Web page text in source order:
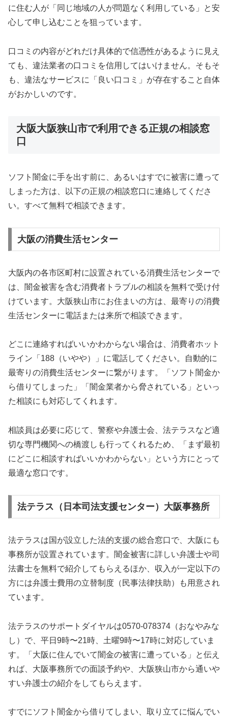
に住む人が「同じ地域の人が問題なく利用している」と安
心して申し込むことを狙っています。
口コミの内容がどれだけ具体的で信憑性があるように見え
ても、違法業者の口コミを信用してはいけません。そもそ
も、違法なサービスに「良い口コミ」が存在すること自体
がおかしいのです。
大阪大阪狭山市で利用できる正規の相談窓
口
ソフト闇金に手を出す前に、あるいはすでに被害に遭って
しまった方は、以下の正規の相談窓口に連絡してくださ
い。すべて無料で相談できます。
大阪の消費生活センター
大阪内の各市区町村に設置されている消費生活センターで
は、闇金被害を含む消費者トラブルの相談を無料で受け付
けています。大阪狭山市にお住まいの方は、最寄りの消費
生活センターに電話または来所で相談できます。
どこに連絡すればいいかわからない場合は、消費者ホット
ライン「188（いやや）」に電話してください。自動的に
最寄りの消費生活センターに繋がります。「ソフト闇金か
ら借りてしまった」「闇金業者から脅されている」といっ
た相談にも対応してくれます。
相談員は必要に応じて、警察や弁護士会、法テラスなど適
切な専門機関への橋渡しも行ってくれるため、「まず最初
にどこに相談すればいいかわからない」という方にとって
最適な窓口です。
法テラス（日本司法支援センター）大阪事務所
法テラスは国が設立した法的支援の総合窓口で、大阪にも
事務所が設置されています。闇金被害に詳しい弁護士や司
法書士を無料で紹介してもらえるほか、収入が一定以下の
方には弁護士費用の立替制度（民事法律扶助）も用意され
ています。
法テラスのサポートダイヤルは0570-078374（おなやみな
し）で、平日9時〜21時、土曜9時〜17時に対応していま
す。「大阪に住んでいて闇金の被害に遭っている」と伝え
れば、大阪事務所での面談予約や、大阪狭山市から通いや
すい弁護士の紹介をしてもらえます。
すでにソフト闇金から借りてしまい、取り立てに悩んでい